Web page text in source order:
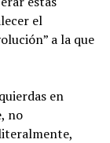
el
a la que
en
no